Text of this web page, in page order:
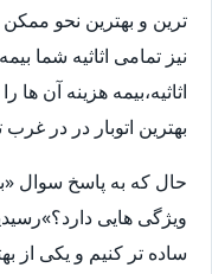
ترین و بهترین نحو
نیز تمامی اثاثیه شما
اثاثیه،بیمه هزینه آن
بهترین اتوبار در در
حال که به پاسخ سوال
ویژگی هایی
ساده تر کنیم و یکی از